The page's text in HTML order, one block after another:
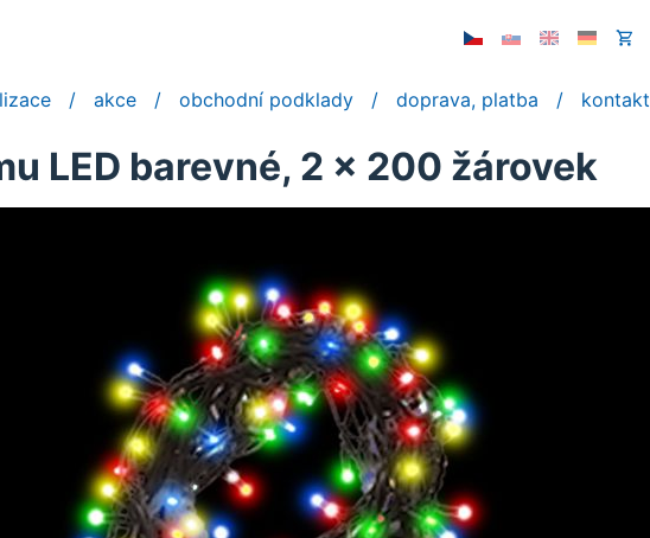
akce obchodní podklady doprava, platba kontakt
LED barevné, 2 x 200 žárovek